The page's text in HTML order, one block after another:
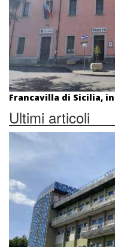
Francavilla di Sicilia,
Ultimi articoli